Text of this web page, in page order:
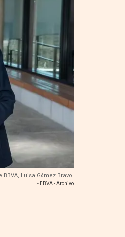
Luisa Gómez Bravo.
- BBVA - Archivo